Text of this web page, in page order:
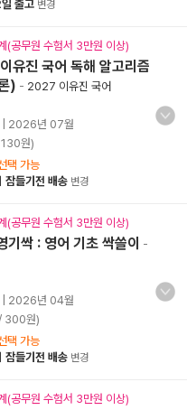
출고 변경
(공무원 수험서 3만원 이상)
유진 국어 독해 알고리즘
) - 2027 이유진 국어
2026년 07월
원)
택 가능
잠들기전 배송 변경
(공무원 수험서 3만원 이상)
싹 : 영어 기초 싹쓸이 -
2026년 04월
300원)
택 가능
잠들기전 배송 변경
(공무원 수험서 3만원 이상)